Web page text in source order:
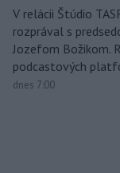
V relácii Štúdio
rozprával s
Jozefom Božikom.
podcastových
dnes 7:00